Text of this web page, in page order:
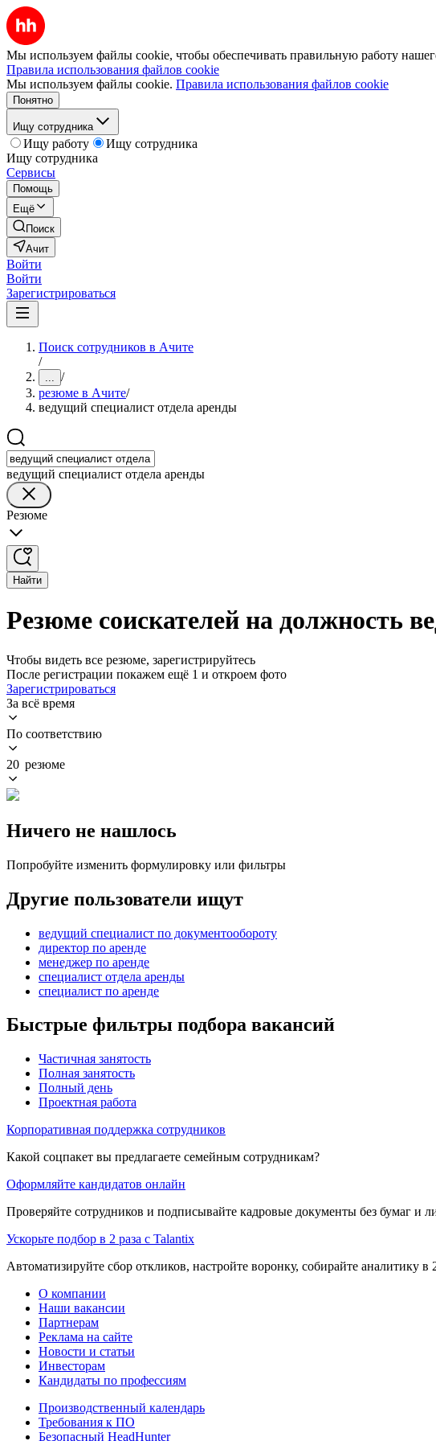
Мы используем файлы cookie, чтобы обеспечивать правильную работу
Правила использования файлов cookie
Мы используем файлы cookie. Правила использования файлов cookie
Понятно
Ищу сотрудника
Ищу работу
Ищу сотрудника
Ищу сотрудника
Сервисы
Помощь
Ещё
Поиск
Ачит
Войти
Войти
Зарегистрироваться
Поиск сотрудников в Ачите
/
... /
резюме в Ачите/
ведущий специалист отдела аренды
ведущий специалист отдела аренды
Резюме
Найти
Резюме соискателей на должность
Чтобы видеть все резюме, зарегистрируйтесь
После регистрации покажем ещё 1 и откроем фото
Зарегистрироваться
За всё время
По соответствию
20 резюме
Ничего не нашлось
Попробуйте изменить формулировку или фильтры
Другие пользователи ищут
ведущий специалист по документообороту
директор по аренде
менеджер по аренде
специалист отдела аренды
специалист по аренде
Быстрые фильтры подбора вакансий
Частичная занятость
Полная занятость
Полный день
Проектная работа
Корпоративная поддержка сотрудников
Какой соцпакет вы предлагаете семейным сотрудникам?
Оформляйте кандидатов онлайн
Проверяйте сотрудников и подписывайте кадровые документы без бумаг и
Ускорьте подбор в 2 раза с Talantix
Автоматизируйте сбор откликов, настройте воронку, собирайте аналитику в
О компании
Наши вакансии
Партнерам
Реклама на сайте
Новости и статьи
Инвесторам
Кандидаты по профессиям
Производственный календарь
Требования к ПО
Безопасный HeadHunter